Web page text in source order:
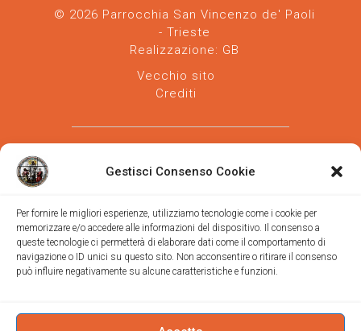
Gestisci Consenso Cookie
Per fornire le migliori esperienze, utilizziamo tecnologie come i cookie per
memorizzare e/o accedere alle informazioni del dispositivo. Il consenso a
queste tecnologie ci permetterà di elaborare dati come il comportamento di
navigazione o ID unici su questo sito. Non acconsentire o ritirare il consenso
può influire negativamente su alcune caratteristiche e funzioni.
© 2026 Parrocchia San Vincenzo de' Paoli
- Trieste
Realizzazione: GB
Vecchio sito
Crediti
Parrocchia san Vincenzo de' Paoli-Diocesi
di Trieste
via Vittorino da Feltre, 11 (chiesa)
Trieste